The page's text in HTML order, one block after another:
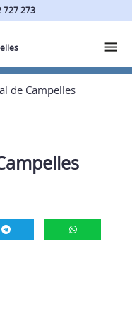
727 273
de Campelles